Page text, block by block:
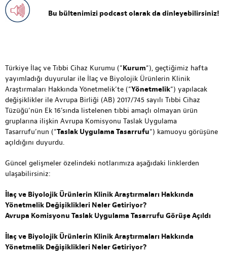
Bu bültenimizi podcast olarak da dinleyebilirsiniz!
Türkiye İlaç ve Tıbbi Cihaz Kurumu (“Kurum“), geçtiğimiz hafta
yayımladığı duyurular ile İlaç ve Biyolojik Ürünlerin Klinik
Araştırmaları Hakkında Yönetmelik’te (“Yönetmelik“) yapılacak
değişiklikler ile Avrupa Birliği (AB) 2017/745 sayılı Tıbbi Cihaz
Tüzüğü’nün Ek 16’sında listelenen tıbbi amaçlı olmayan ürün
gruplarına ilişkin Avrupa Komisyonu Taslak Uygulama
Tasarrufu’nun (“Taslak Uygulama Tasarrufu“) kamuoyu görüşüne
açıldığını duyurdu.
Güncel gelişmeler özelindeki notlarımıza aşağıdaki linklerden
ulaşabilirsiniz:
İlaç ve Biyolojik Ürünlerin Klinik Araştırmaları Hakkında
Yönetmelik Değişiklikleri Neler Getiriyor?
Avrupa Komisyonu Taslak Uygulama Tasarrufu Görüşe Açıldı
İlaç ve Biyolojik Ürünlerin Klinik Araştırmaları Hakkında
Yönetmelik Değişiklikleri Neler Getiriyor?